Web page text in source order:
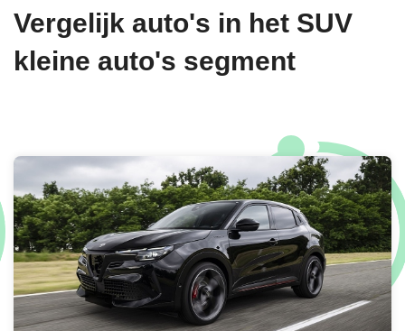
Vergelijk auto's in het SUV
kleine auto's segment